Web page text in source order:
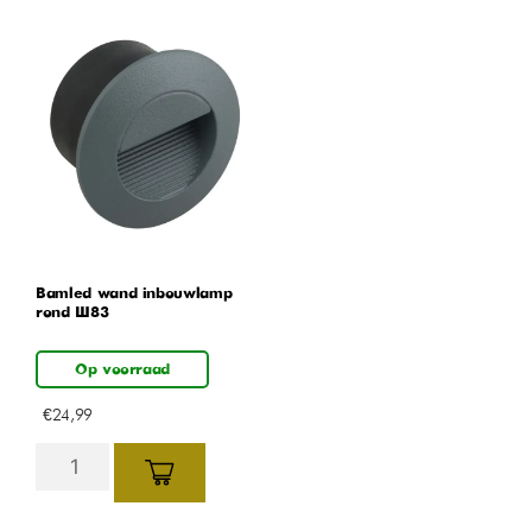
Bamled wand inbouwlamp
rond Ø83
Op voorraad
€24,99